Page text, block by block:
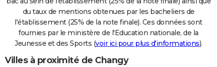
du taux de mentions obtenues par les bacheliers de
l'établissement (25% de la note finale). Ces données sont
fournies par le ministère de l'Education nationale, de la
Jeunesse et des Sports (voir ici pour plus d'informations).
Villes à proximité de Changy